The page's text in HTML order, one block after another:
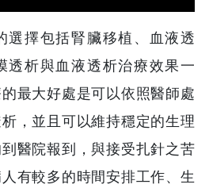
選擇包括腎臟移植、血液透
透析與血液透析治療效果一
最大好處是可以依照醫師處
，並且可以維持穩定的生理
醫院報到，與接受扎針之苦
有較多的時間安排工作、生